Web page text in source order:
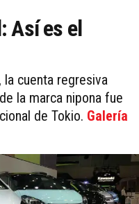
Así es el
cuenta regresiva
la marca nipona fue
de Tokio. Galería